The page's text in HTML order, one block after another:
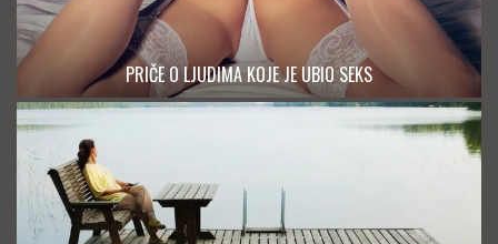
PRIČE O LJUDIMA KOJE JE UBIO SEKS